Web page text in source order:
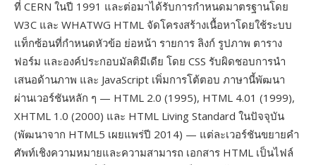
ที่ CERN ในปี 1991 และต่อมาได้รับการกำหนดมาตรฐานโดย
W3C และ WHATWG HTML จัดโครงสร้างเนื้อหาโดยใช้ระบบ
แท็กซ้อนที่กำหนดหัวข้อ ย่อหน้า รายการ ลิงก์ รูปภาพ ตาราง
ฟอร์ม และองค์ประกอบมัลติมีเดีย โดย CSS รับผิดชอบการนำ
เสนอด้านภาพ และ JavaScript เพิ่มการโต้ตอบ ภาษานี้พัฒนา
ผ่านเวอร์ชันหลัก ๆ — HTML 2.0 (1995), HTML 4.01 (1999),
XHTML 1.0 (2000) และ HTML Living Standard ในปัจจุบัน
(พัฒนาจาก HTML5 เผยแพร่ปี 2014) — แต่ละเวอร์ชันขยายคำ
ศัพท์เชิงความหมายและความสามารถ เอกสาร HTML เป็นไฟล์